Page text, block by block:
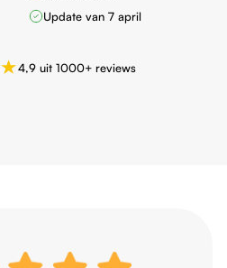
Update van 7 april
4,9 uit 1000+ reviews